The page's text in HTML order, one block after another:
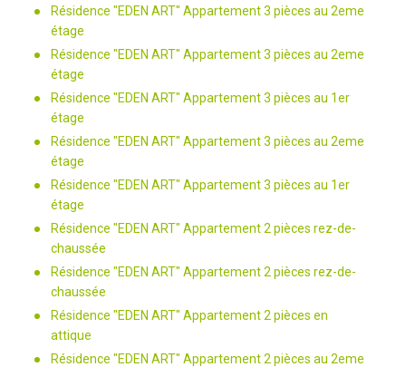
Résidence "EDEN ART" Appartement 3 pièces au 2eme
étage
Résidence "EDEN ART" Appartement 3 pièces au 2eme
étage
Résidence "EDEN ART" Appartement 3 pièces au 1er
étage
Résidence "EDEN ART" Appartement 3 pièces au 2eme
étage
Résidence "EDEN ART" Appartement 3 pièces au 1er
étage
Résidence "EDEN ART" Appartement 2 pièces rez-de-
chaussée
Résidence "EDEN ART" Appartement 2 pièces rez-de-
chaussée
Résidence "EDEN ART" Appartement 2 pièces en
attique
Résidence "EDEN ART" Appartement 2 pièces au 2eme